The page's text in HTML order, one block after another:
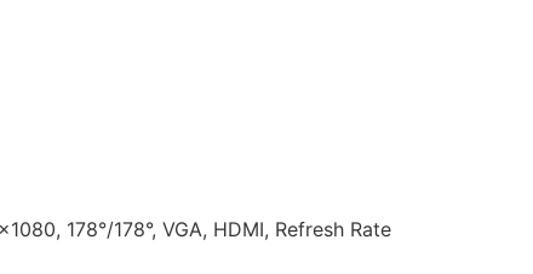
178°/178°, VGA, HDMI, Refresh Rate